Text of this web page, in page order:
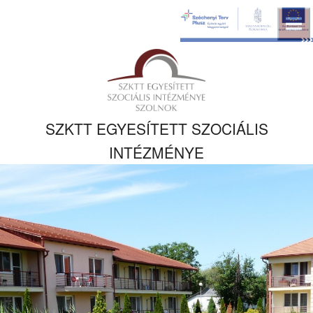
Kezdőlapra
ugrás
SZKTT EGYESÍTETT SZOCIÁLIS
INTÉZMÉNYE